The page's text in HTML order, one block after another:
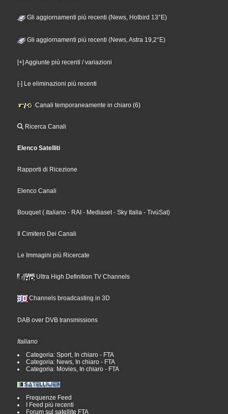
Gli aggiornamenti più recenti (News, Hotbird 13°E)
Gli aggiornamenti più recenti (News, Astra 19,2°E)
[+] Aggiunte più recenti / variazioni
[-] Le eliminazioni più recenti
Canali temporaneamente in chiaro (6)
Ricerca Canali
Elenco Satelliti
Rapporti di Ricezione
Elenco Canali
Bouquet ( Italiano - RAI - Mediaset - Sky Italia - TivùSat)
Il Cimitero Dei Canali
Le Immagini più Ricercate
Ultra High Definition TV Channels
Channels broadcasting in 3D
DAB over DVB transmissions
Italiano
Categoria: Sport, In chiaro - FTA
Categoria: News, In chiaro - FTA
Categoria: Movies, In chiaro - FTA
Frequenze Feed
I Feed più recenti
Forum sul satellite FTA